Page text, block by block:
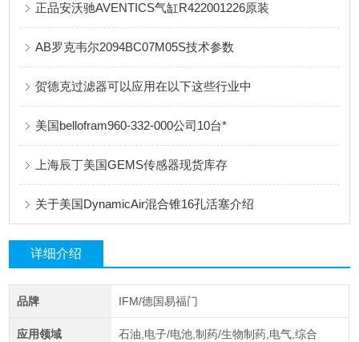
正品安沃驰AVENTICS气缸R422001226原装
AB罗克韦尔2094BC07M05S技术参数
贺德克过滤器可以应用在以下这些行业中
美国bellofram960-332-000公司10台*
上海辰丁美国GEMS传感器现货库存
关于美国DynamicAir混合锥16孔活塞介绍
详细介绍
品牌 IFM/德国易福门
应用领域 石油,电子/电池,制药/生物制药,电气,综合